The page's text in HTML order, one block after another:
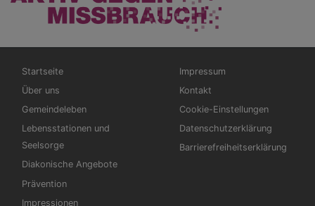
Hauptnavigation
Startseite
Über uns
Gemeindeleben
Lebensstationen und
Seelsorge
Diakonische Angebote
Prävention
Impressionen
Fußbereichsmenü
Impressum
Kontakt
Cookie-Einstellungen
Datenschutzerklärung
Barrierefreiheitserklärung